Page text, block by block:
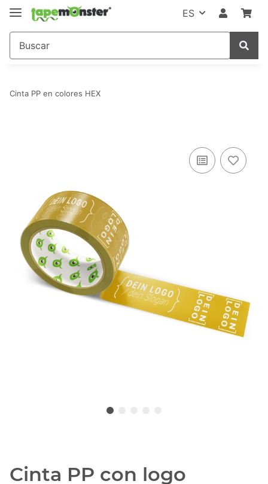
ES
Cinta PP en colores HEX
Cinta PP con logo